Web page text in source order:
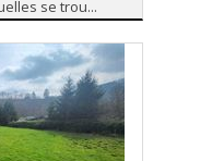
se trou...